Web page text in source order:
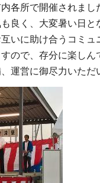
各所で開催されまし
良く、大変暑い日と
いに助け合うコミ
ので、存分に楽しん
運営に御尽力いただ